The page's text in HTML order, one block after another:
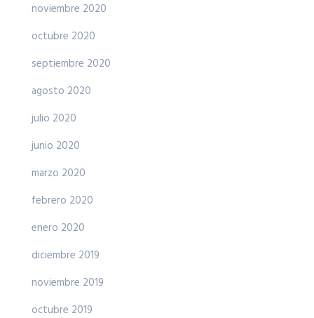
noviembre 2020
octubre 2020
septiembre 2020
agosto 2020
julio 2020
junio 2020
marzo 2020
febrero 2020
enero 2020
diciembre 2019
noviembre 2019
octubre 2019